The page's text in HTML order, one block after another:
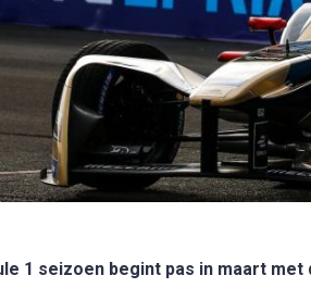
1 seizoen begint pas in maart